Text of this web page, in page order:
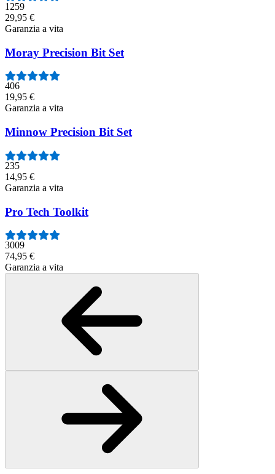
1259
29,95 €
Garanzia a vita
Moray Precision Bit Set
406
19,95 €
Garanzia a vita
Minnow Precision Bit Set
235
14,95 €
Garanzia a vita
Pro Tech Toolkit
3009
74,95 €
Garanzia a vita